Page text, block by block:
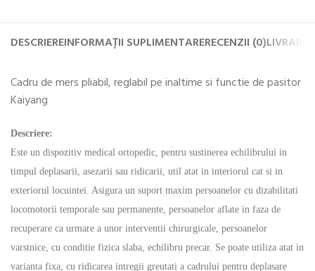
DESCRIEREINFORMAȚII SUPLIMENTARERECENZII (0)LIVRARE
Cadru de mers pliabil, reglabil pe inaltime si functie de pasitor
Kaiyang
Descriere:
Este un dispozitiv medical ortopedic, pentru sustinerea echilibrului in
timpul deplasarii, asezarii sau ridicarii, util atat in interiorul cat si in
exteriorul locuintei. Asigura un suport maxim persoanelor cu dizabilitati
locomotorii temporale sau permanente, persoanelor aflate in faza de
recuperare ca urmare a unor interventii chirurgicale, persoanelor
varstnice, cu conditie fizica slaba, echilibru precar. Se poate utiliza atat in
varianta fixa, cu ridicarea intregii greutati a cadrului pentru deplasare